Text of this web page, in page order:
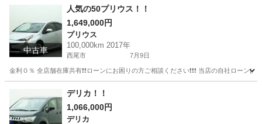
プリウス
中古車
人気の50プリウス！！
1,649,000円
プリウス
100,000km 2017年
西尾市 7月9日
金利０％ 全店舗在庫共有❗️❗️ローンにお困りの方ご相談ください❗️❗️❗️ 当店の自社ロ
プリウス
デリカ！！
1,066,000円
デリカ